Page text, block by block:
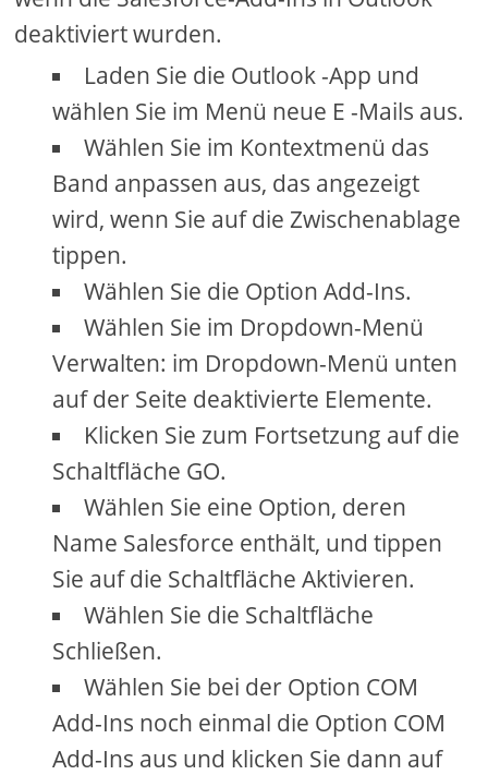
deaktiviert wurden.
Laden Sie die Outlook -App und
wählen Sie im Menü neue E -Mails aus.
Wählen Sie im Kontextmenü das
Band anpassen aus, das angezeigt
wird, wenn Sie auf die Zwischenablage
tippen.
Wählen Sie die Option Add-Ins.
Wählen Sie im Dropdown-Menü
Verwalten: im Dropdown-Menü unten
auf der Seite deaktivierte Elemente.
Klicken Sie zum Fortsetzung auf die
Schaltfläche GO.
Wählen Sie eine Option, deren
Name Salesforce enthält, und tippen
Sie auf die Schaltfläche Aktivieren.
Wählen Sie die Schaltfläche
Schließen.
Wählen Sie bei der Option COM
Add-Ins noch einmal die Option COM
Add-Ins aus und klicken Sie dann auf